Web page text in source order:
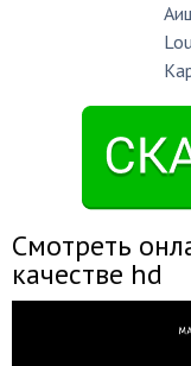
Смотреть
качестве hd